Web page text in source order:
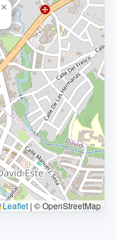
×
Leaflet | © OpenStreetMap